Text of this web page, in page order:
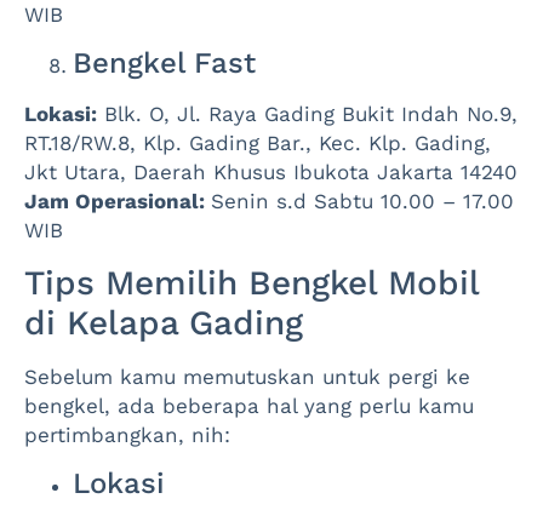
WIB
Bengkel Fast
Lokasi: Blk. O, Jl. Raya Gading Bukit Indah No.9,
RT.18/RW.8, Klp. Gading Bar., Kec. Klp. Gading,
Jkt Utara, Daerah Khusus Ibukota Jakarta 14240
Jam Operasional: Senin s.d Sabtu 10.00 – 17.00
WIB
Tips Memilih Bengkel Mobil
di Kelapa Gading
Sebelum kamu memutuskan untuk pergi ke
bengkel, ada beberapa hal yang perlu kamu
pertimbangkan, nih:
Lokasi